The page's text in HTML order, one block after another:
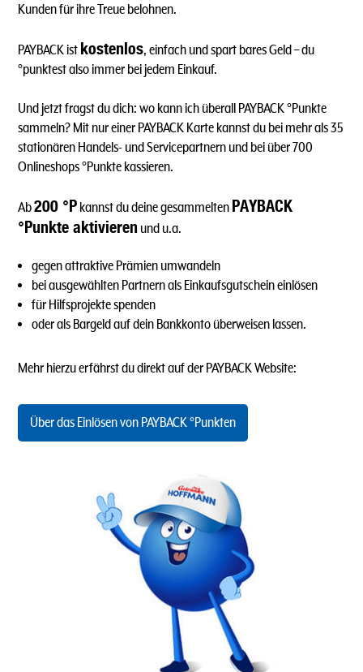
Kunden für ihre Treue belohnen.
PAYBACK ist kostenlos, einfach und spart bares Geld – du
°punktest also immer bei jedem Einkauf.
Und jetzt fragst du dich: wo kann ich überall PAYBACK °Punkte
sammeln? Mit nur einer PAYBACK Karte kannst du bei mehr als 35
stationären Handels- und Servicepartnern und bei über 700
Onlineshops °Punkte kassieren.
Ab200 °P kannst du deine gesammelten PAYBACK
°Punkte aktivieren und u.a.
gegen attraktive Prämien umwandeln
bei ausgewählten Partnern als Einkaufsgutschein einlösen
für Hilfsprojekte spenden
oder als Bargeld auf dein Bankkonto überweisen lassen.
Mehr hierzu erfährst du direkt auf der PAYBACK Website:
Über das Einlösen von PAYBACK °Punkten